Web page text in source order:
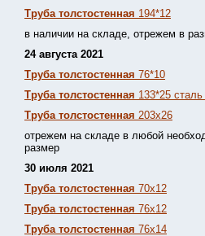
Труба толстостенная 194*12
в наличии на складе, отрежем в
24 августа 2021
Труба толстостенная 76*10
Труба толстостенная 133*25 сталь
Труба толстостенная 203х26
отрежем на складе в любой
размер
30 июля 2021
Труба толстостенная 70х12
Труба толстостенная 76х12
Труба толстостенная 76х14